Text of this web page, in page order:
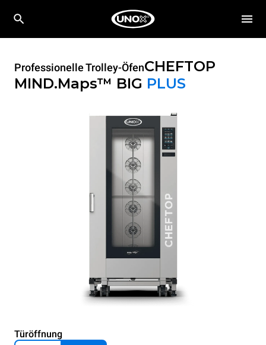
Professionelle Trolley-ÖfenCHEFTOP
MIND.Maps™ BIG PLUS
Türöffnung